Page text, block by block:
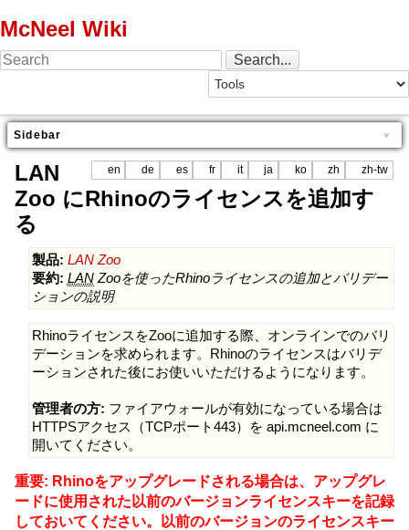
McNeel Wiki
Sidebar
en de es fr it ja ko zh zh-tw
LAN
Zoo にRhinoのライセンスを追加す
る
製品: LAN Zoo
要約: LANZooを使ったRhinoライセンスの追加とバリデー
ションの説明
RhinoライセンスをZooに追加する際、オンラインでのバリ
デーションを求められます。Rhinoのライセンスはバリデ
ーションされた後にお使いいただけるようになります。
管理者の方: ファイアウォールが有効になっている場合は
HTTPSアクセス（TCPポート443）を api.mcneel.com に
開いてください。
重要: Rhinoをアップグレードされる場合は、アップグレ
ードに使用された以前のバージョンライセンスキーを記録
しておいてください。以前のバージョンのライセンスキー